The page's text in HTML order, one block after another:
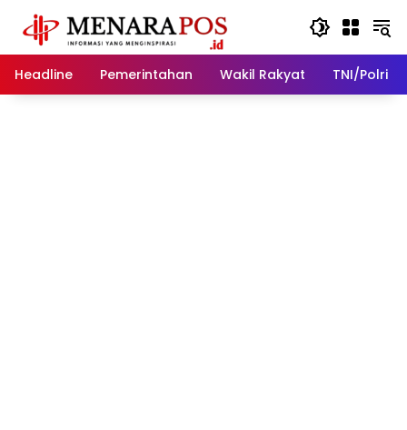
konten
Headline
Pemerintahan Wakil Rakyat TNI/Polri